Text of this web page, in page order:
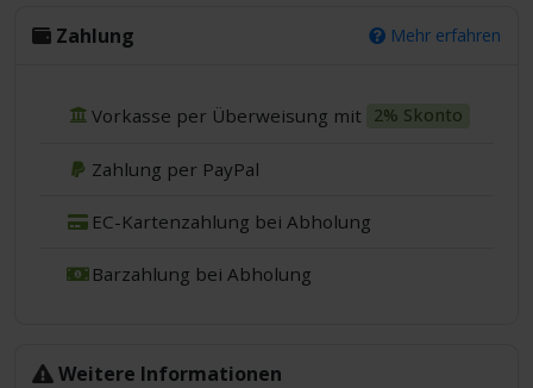
Zahlung Mehr erfahren
Vorkasse per Überweisung mit 2% Skonto
Zahlung per PayPal
EC-Kartenzahlung bei Abholung
Barzahlung bei Abholung
Weitere Informationen